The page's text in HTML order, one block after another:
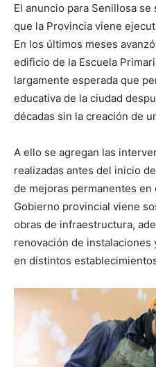
El anuncio para Senillosa
que la Provincia viene
En los últimos meses
edificio de la Escuela
largamente esperada que
educativa de la ciudad
décadas sin la creación de
A ello se agregan las
realizadas antes del inicio
de mejoras permanentes
Gobierno provincial viene
obras de infraestructura,
renovación de
en distintos